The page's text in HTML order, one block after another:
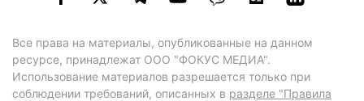
Все права на материалы, опубликованные на данном
ресурсе, принадлежат ООО "ФОКУС МЕДИА".
Использование материалов разрешается только при
соблюдении требований, описанных в разделе "Правила